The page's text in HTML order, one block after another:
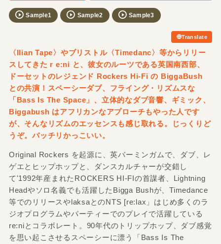
Sample1 Sample2 Sample3
Translate
〈Ilian Tape〉やブリストル〈Timedanc〉等からリリー
スしてきた r e:ni と、彼女のルーツである英国南西部、
ドーセットのレジェンド Rockers Hi-Fi の BiggaBush
との共演！スペーシーダブ、フライング・リズムスな
「Bass Is The Space」、立体的なダブ音響、ギミック、
Biggabush はアフリカンなアプローチもやった人です
が、そんなリズムのエッセンスも感じ取れる。じっくりど
うぞ。バッチリかっこいい。
Original Rockers を起源に、英バーミンガムで、ダブ、レ
ゲエとヒップホップと、ダンスカルチャーが交錯し
て'1992年産まれたROCKERS HI-FIの首謀者、Lightning
Headやソロ名義でも活躍したBigga Bushが、Timedance
等でのリリースやlaksaとのNTS [re:lax」はじめ多くのラ
ジオプログラムやパーティーでのプレイで活躍している
re:niとコラボレート。90年代のトリップホップ、ダブ感覚
を思い起こさせるスペーシーに漂う「Bass Is The